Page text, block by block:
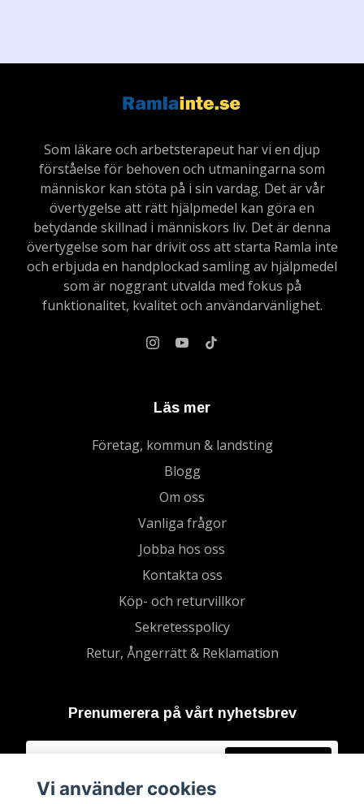
Som läkare och arbetsterapeut har vi en djup
förståelse för behoven och utmaningarna som
människor kan stöta på i sin vardag. Det är vår
övertygelse att rätt hjälpmedel kan göra en
betydande skillnad i människors liv. Det är denna
övertygelse som har drivit oss att starta Ramla inte
och erbjuda en handplockad samling av hjälpmedel
som är noggrant utvalda med fokus på
funktionalitet, kvalitet och användarvänlighet.
Läs mer
Företag, kommun & landsting
Blogg
Om oss
Vanliga frågor
Jobba hos oss
Kontakta oss
Köp- och returvillkor
Sekretesspolicy
Retur, Ångerrätt & Reklamation
Prenumerera på vårt nyhetsbrev
Vi använder cookies